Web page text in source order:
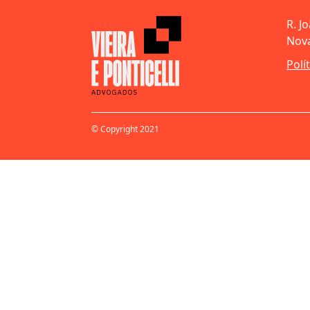
R.
© Copyright 2021